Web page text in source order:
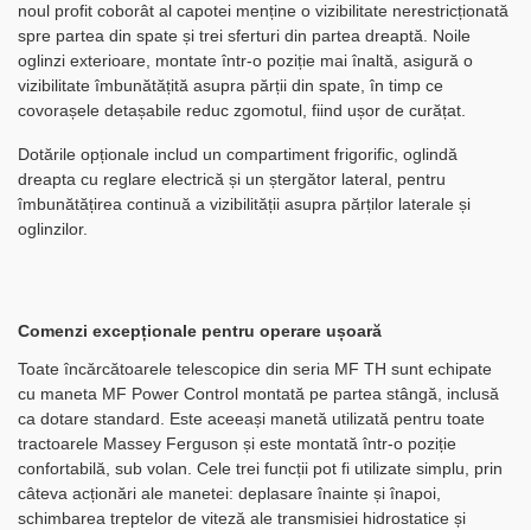
noul profit coborât al capotei menține o vizibilitate nerestricționată
spre partea din spate și trei sferturi din partea dreaptă. Noile
oglinzi exterioare, montate într-o poziție mai înaltă, asigură o
vizibilitate îmbunătățită asupra părții din spate, în timp ce
covorașele detașabile reduc zgomotul, fiind ușor de curățat.
Dotările opționale includ un compartiment frigorific, oglindă
dreapta cu reglare electrică și un ștergător lateral, pentru
îmbunătățirea continuă a vizibilității asupra părților laterale și
oglinzilor.
Comenzi excepționale pentru operare ușoară
Toate încărcătoarele telescopice din seria MF TH sunt echipate
cu maneta MF Power Control montată pe partea stângă, inclusă
ca dotare standard. Este aceeași manetă utilizată pentru toate
tractoarele Massey Ferguson și este montată într-o poziție
confortabilă, sub volan. Cele trei funcții pot fi utilizate simplu, prin
câteva acționări ale manetei: deplasare înainte și înapoi,
schimbarea treptelor de viteză ale transmisiei hidrostatice și